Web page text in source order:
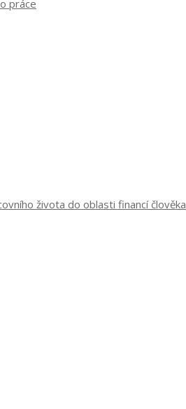
práce
života do oblasti financí člověka